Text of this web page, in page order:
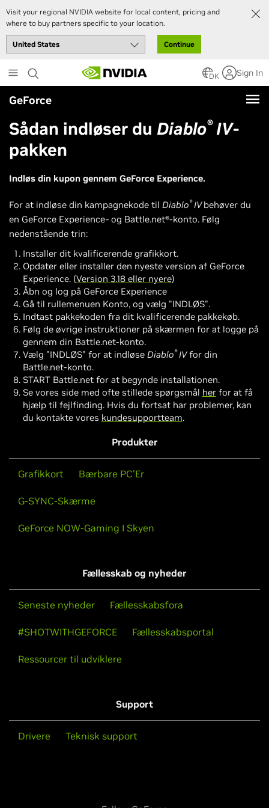
Visit your regional NVIDIA website for local content, pricing and
where to buy partners specific to your location.
Continue
to
main
content
DK Sign In
GeForce
Sådan indløser du Diablo®IV-
pakken
Indløs din kupon gennem GeForce Experience.
For at indløse din kampagnekode til Diablo®IVbehøver du
en GeForce Experience- og Battle.net®-konto. Følg
nedenstående trin:
Installer dit kvalificerende grafikkort.
Opdater eller installer den nyeste version af GeForce
Experience. (Version 3.18 eller nyere)
Åbn og log på GeForce Experience
Gå til rullemenuen Konto, og vælg "INDLØS".
Indtast pakkekoden fra dit kvalificerende pakkekøb.
Følg de øvrige instruktioner på skærmen for at logge på
gennem din Battle.net-konto.
Vælg "INDLØS" for at indløse Diablo®IVfor din
Battle.net-konto.
START Battle.net for at begynde installationen.
Se vores side med ofte stillede spørgsmål herfor at få
hjælp til fejlfinding. Hvis du fortsat har problemer, kan
du kontakte vores kundesupportteam.
Produkter
Grafikkort Bærbare PC'Er
G-SYNC-Skærme
GeForce NOW-Gaming I Skyen
Fællesskab og nyheder
Seneste nyheder Fællesskabsfora
#SHOTWITHGEFORCE Fællesskabsportal
Ressourcer til udviklere
Support
Drivere Teknisk support